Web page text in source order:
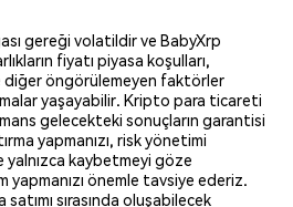
gereği volatildir ve BabyXrp
fiyatı piyasa koşulları,
diğer öngörülemeyen faktörler
yaşayabilir. Kripto para ticareti
gelecekteki sonuçların garantisi
yapmanızı, risk yönetimi
yalnızca kaybetmeyi göze
yapmanızı önemle tavsiye ederiz.
sırasında oluşabilecek